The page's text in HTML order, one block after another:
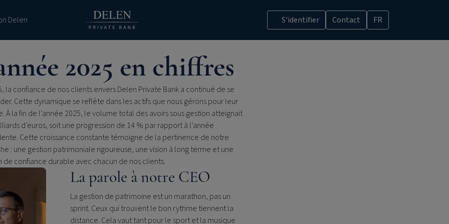
Delen S'identifier Contact FR
2025 en chiffres
la confiance de nos clients enversDelen Private Banka continué de se
Cette dynamique se reflète dans les actifs que nous gérons pour leur
À la fin de l’année 2025, le volume total des avoirs sous gestion atteignait
d’euros, soit une progression de 14 % par rapport à l’année
Cette croissance constante témoigne de la pertinence de notre
: une gestion patrimoniale rigoureuse, une vision à long terme et une
de confiance durable avec chacun de nos clients.
La parole à notre CEO
La gestion de patrimoine est un marathon, pas un
sprint. Ceux qui trouvent le bon rythme tiennent la
distance. Cela vaut tant pour le sport et la musique